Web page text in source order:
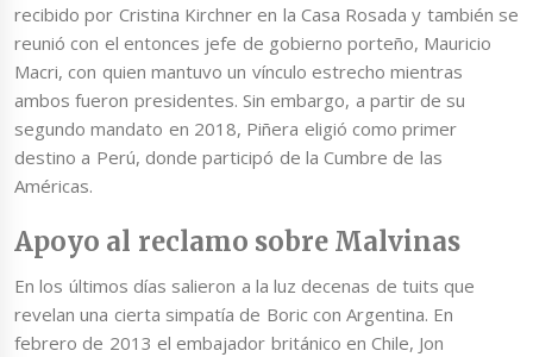
recibido por Cristina Kirchner en la Casa Rosada y también se
reunió con el entonces jefe de gobierno porteño, Mauricio
Macri, con quien mantuvo un vínculo estrecho mientras
ambos fueron presidentes. Sin embargo, a partir de su
segundo mandato en 2018, Piñera eligió como primer
destino a Perú, donde participó de la Cumbre de las
Américas.
Apoyo al reclamo sobre Malvinas
En los últimos días salieron a la luz decenas de tuits que
revelan una cierta simpatía de Boric con Argentina. En
febrero de 2013 el embajador británico en Chile, Jon